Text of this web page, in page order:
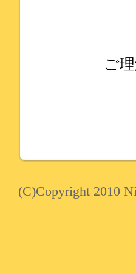
ご
(C)Copyright 2010